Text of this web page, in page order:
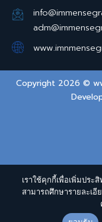
Copyright 2026 ©
เราใช้คุกกี้เพื่อเพิ่มปร
สามารถศึกษารายละเ